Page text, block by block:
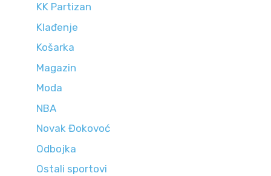
KK Partizan
Klađenje
Košarka
Magazin
Moda
NBA
Novak Đokovoć
Odbojka
Ostali sportovi